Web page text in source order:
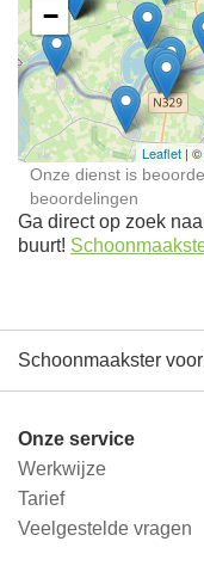
Ontdek
jou in
−
Leaflet | ©
Onze dienst is
beoordelingen
Ga direct op zoek
buurt!
Schoonmaakster
Onze service
Werkwijze
Tarief
Veelgestelde vragen